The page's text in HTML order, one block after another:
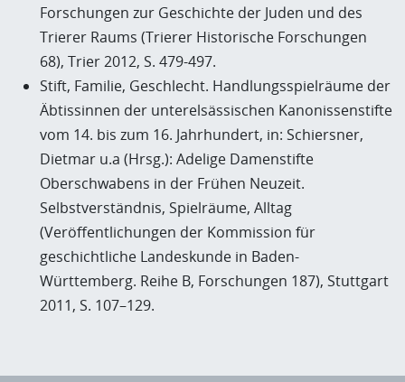
Forschungen zur Geschichte der Juden und des
Trierer Raums (Trierer Historische Forschungen
68), Trier 2012, S. 479-497.
Stift, Familie, Geschlecht. Handlungsspielräume der
Äbtissinnen der unterelsässischen Kanonissenstifte
vom 14. bis zum 16. Jahrhundert, in: Schiersner,
Dietmar u.a (Hrsg.): Adelige Damenstifte
Oberschwabens in der Frühen Neuzeit.
Selbstverständnis, Spielräume, Alltag
(Veröffentlichungen der Kommission für
geschichtliche Landeskunde in Baden-
Württemberg. Reihe B, Forschungen 187), Stuttgart
2011, S. 107–129.